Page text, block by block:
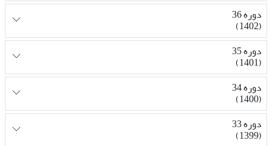
دوره 36
(1402)
دوره 35
(1401)
دوره 34
(1400)
دوره 33
(1399)